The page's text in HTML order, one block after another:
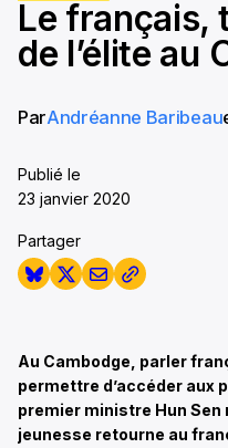
seconds
Le français,
de l’élite au
ParAndréanne Baribeau
Publié le
23 janvier 2020
Partager
Au Cambodge, parler
permettre d’accéder aux
premier ministre Hun Sen
jeunesse retourne au